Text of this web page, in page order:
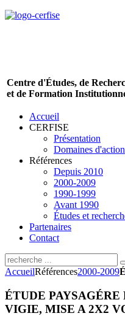
Centre d'Études, de
et de Formation
Accueil
CERFISE
Présentation
Domaines d'action
Références
Depuis 2010
2000-2009
1990-1999
Avant 1990
Études et
Partenaires
Contact
AccueilRéférences2000-2009
ÉTUDE
VIGIE, MISE A 2X2